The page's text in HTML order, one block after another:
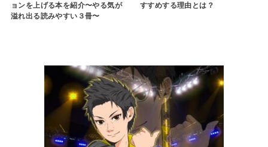
ョンを上げる本を紹介〜やる気が
溢れ出る読みやすい３冊〜
すすめする理由とは？